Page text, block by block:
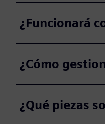
¿Funcionará
¿Cómo
¿Qué piezas